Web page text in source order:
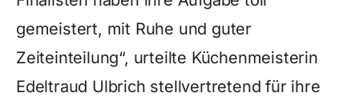
gemeistert, mit Ruhe und guter
Zeiteinteilung“, urteilte Küchenmeisterin
Edeltraud Ulbrich stellvertretend für ihre